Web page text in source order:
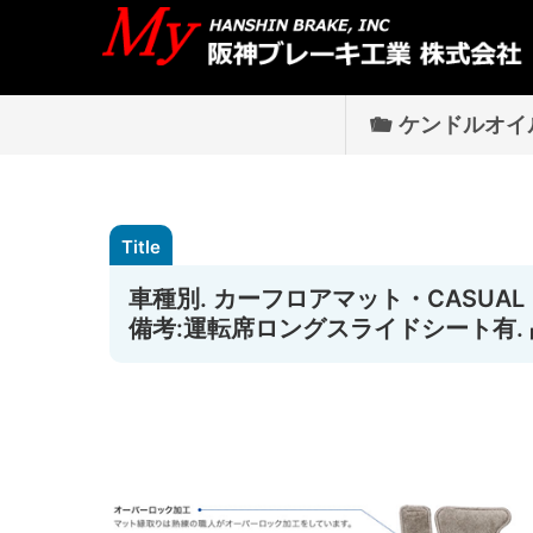
ケンドルオイ
車種別. カーフロアマット・
備考:運転席ロングスライドシート有